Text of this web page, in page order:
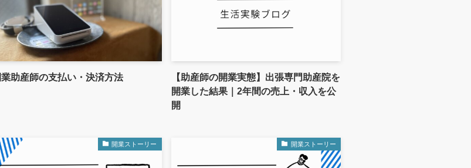
業助産師の支払い・決済方法
【助産師の開業実態】出張専門助産院を
開業した結果｜2年間の売上・収入を公
開
開業ストーリー 開業ストーリー